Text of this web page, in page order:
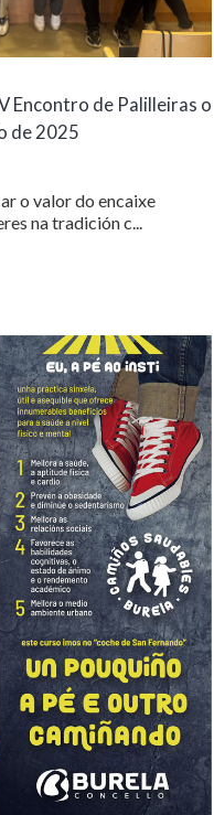
Encontro de Palilleiras o
de 2025
o valor do encaixe
na tradición c...